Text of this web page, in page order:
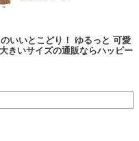
いいとこどり！ ゆるっと 可愛
きいサイズの通販ならハッピー